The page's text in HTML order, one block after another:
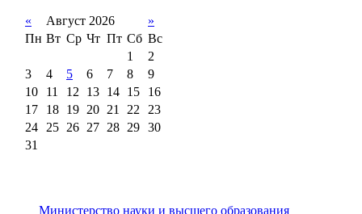
« Август 2026
»
Пн Вт Ср Чт Пт Сб Вс
1
2
3
4 5 6 7 8
9
10
11 12 13 14 15
16
17
18 19 20 21 22
23
24
25 26 27 28 29 30
31
Министерство науки и высшего образования